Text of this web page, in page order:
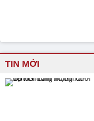
TIN MỚI